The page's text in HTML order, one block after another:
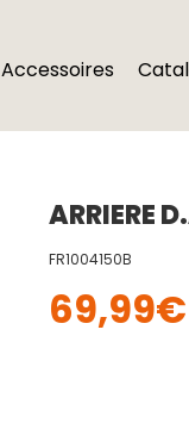
Accessoires
ARRIERE
FR1004150B
69,99€